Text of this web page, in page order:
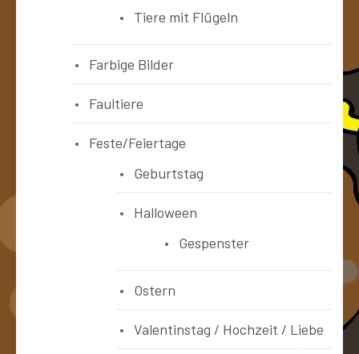
Tiere mit Flügeln
Farbige Bilder
Faultiere
Feste/Feiertage
Geburtstag
Halloween
Gespenster
Ostern
Valentinstag / Hochzeit / Liebe